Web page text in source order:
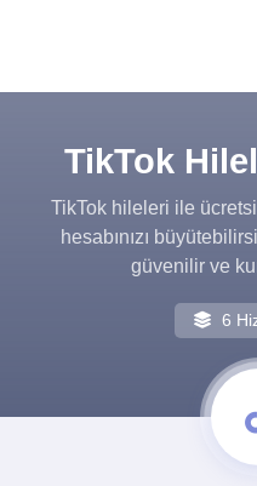
TikTok
TikTok hileleri ile
hesabınızı
güvenilir ve
6